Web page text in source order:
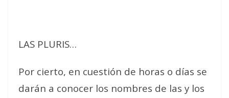
LAS PLURIS…
Por cierto, en cuestión de horas o días se
darán a conocer los nombres de las y los